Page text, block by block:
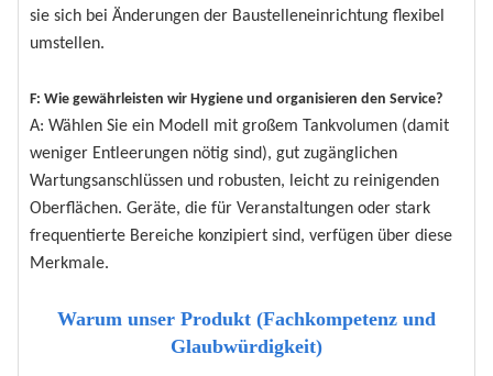
sie sich bei Änderungen der Baustelleneinrichtung flexibel
umstellen.
F: Wie gewährleisten wir Hygiene und organisieren den Service?
A: Wählen Sie ein Modell mit großem Tankvolumen (damit
weniger Entleerungen nötig sind), gut zugänglichen
Wartungsanschlüssen und robusten, leicht zu reinigenden
Oberflächen. Geräte, die für Veranstaltungen oder stark
frequentierte Bereiche konzipiert sind, verfügen über diese
Merkmale.
Warum unser Produkt (Fachkompetenz und
Glaubwürdigkeit)